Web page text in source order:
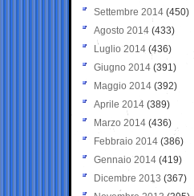
Settembre 2014 (450)
Agosto 2014 (433)
Luglio 2014 (436)
Giugno 2014 (391)
Maggio 2014 (392)
Aprile 2014 (389)
Marzo 2014 (436)
Febbraio 2014 (386)
Gennaio 2014 (419)
Dicembre 2013 (367)